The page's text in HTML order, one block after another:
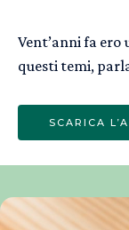
Vent’anni fa ero
questi temi,
SCARICA